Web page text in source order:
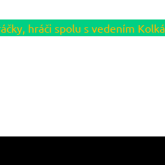
hráči spolu s vedením